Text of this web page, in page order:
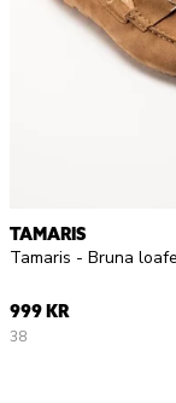
TAMARIS
Tamaris - Bruna
999 KR
38